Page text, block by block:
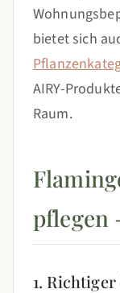
bietet sich
AIRY-
Raum.
pflegen
1.